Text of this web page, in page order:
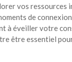
vos ressources
de
à éveiller votre
être essentiel